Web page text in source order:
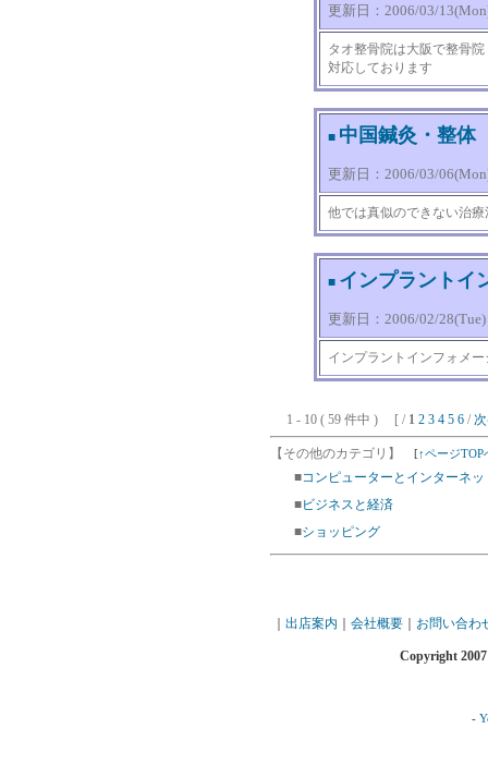
更新日：2006/03/
タオ整骨院は大阪で整骨
対応しております
■ 中国鍼灸・整体
更新日：2006/03/
他では真似のできない治療
■ インプラントイ
更新日：2006/02/
インプラントインフォメ
1 - 10 ( 59 件中 ) [ / 1 2 3 4 5 6 /
【その他のカテゴリ】 [↑ページTOP
■コンピューターとインターネッ
■ビジネスと経済
■ショッピング
出店案内 会社概要 お問い合わ
Copyright
-